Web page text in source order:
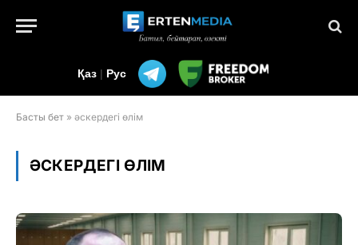
Қаз | Рус
Басты бет » әскердегі өлім
ӘСКЕРДЕГІ ӨЛІМ